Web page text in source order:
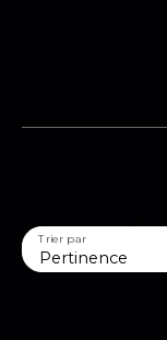
Pertinence
Trier par